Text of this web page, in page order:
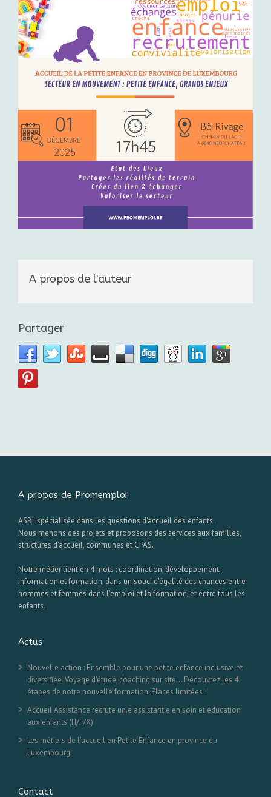
A propos de l'auteur
Partager
A propos de Promemploi
ASBL spécialisée dans les questions d'accueil des enfants.
Nous menons des projets et proposons des services aux familles,
structures d'accueil, communes et CPAS.
Notre métier tient en 4 mots : coordination, développement,
information et formation, dans un souci d'égalité des chances entre
hommes et femmes dans l'emploi et la formation, et entre tous les
enfants.
Actus
Nouvelle action : Ensemble pour une petite enfance inclusive et
diversifiée. Voyage d’étude, coaching sur site… Découvrez les 4
étapes de notre nouvelle formation. Places limitées !
Accueil Assistance recrute un.e assistant.e en soin et éducation
aux enfants (H/F/X)
Les métiers de l’accueil en Petite Enfance en province du
Luxembourg
Contact